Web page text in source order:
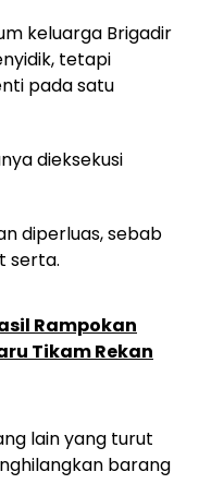
keluarga Brigadir
tetapi
pada satu
dieksekusi
diperluas, sebab
serta.
Rampokan
Tikam Rekan
lain yang turut
barang